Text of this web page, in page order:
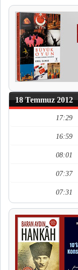
18 Temmuz 2012
17:29
16:59
08:01
07:37
07:31